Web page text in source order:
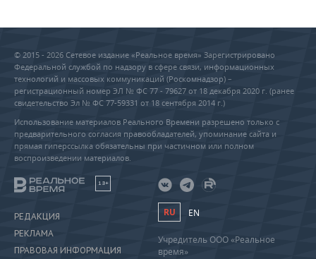
© 2015 - 2026 Сетевое издание «Реальное время» Зарегистрировано
Федеральной службой по надзору в сфере связи, информационных
технологий и массовых коммуникаций (Роскомнадзор) –
регистрационный номер ЭЛ № ФС 77 - 79627 от 18 декабря 2020 г. (ранее
свидетельство Эл № ФС 77-59331 от 18 сентября 2014 г.)
Использование материалов Реального Времени разрешено только с
предварительного согласия правообладателей, упоминание сайта и
прямая гиперссылка обязательны при частичном или полном
воспроизведении материалов.
18+
РЕДАКЦИЯ
РЕКЛАМА
ПРАВОВАЯ ИНФОРМАЦИЯ
RU EN
Учредитель ООО «Реальное
время»